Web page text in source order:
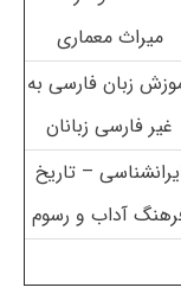
میراث معماری
زبان فارسی به
غیر فارسی زبانان
– تاریخ
آداب و رسوم